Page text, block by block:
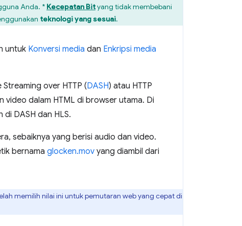
Anda. * Kecepatan Bityang tidak membebani
teknologi yang sesuai.
untuk Konversi media dan Enkripsi media
over HTTP (DASH) atau HTTP
video dalam HTML di browser utama. Di
DASH dan HLS.
sebaiknya yang berisi audio dan video.
bernama glocken.mov yang diambil dari
memilih nilai ini untuk pemutaran web yang cepat di